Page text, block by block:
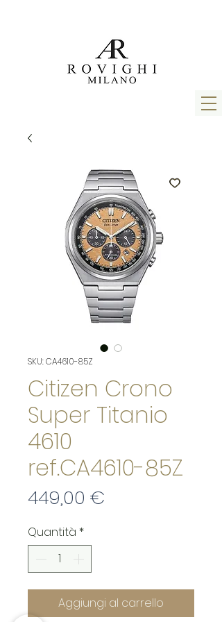
SKU: CA4610-85Z
Citizen Crono
Super Titanio
4610
ref.CA4610-85Z
449,00 €
Quantità *
Aggiungi al carrello